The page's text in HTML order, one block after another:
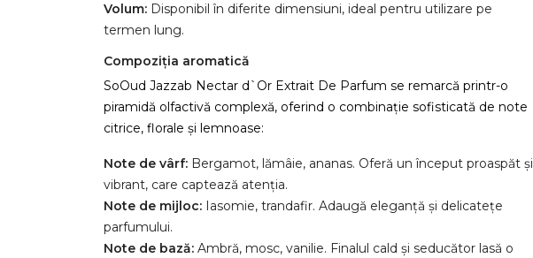
Volum: Disponibil în diferite dimensiuni, ideal pentru utilizare pe
termen lung.
Compoziția aromatică
SoOud Jazzab Nectar d`Or Extrait De Parfum se remarcă printr-o
piramidă olfactivă complexă, oferind o combinație sofisticată de note
citrice, florale și lemnoase:
Note de vârf: Bergamot, lămâie, ananas. Oferă un început proaspăt și
vibrant, care captează atenția.
Note de mijloc: Iasomie, trandafir. Adaugă eleganță și delicatețe
parfumului.
Note de bază: Ambră, mosc, vanilie. Finalul cald și seducător lasă o